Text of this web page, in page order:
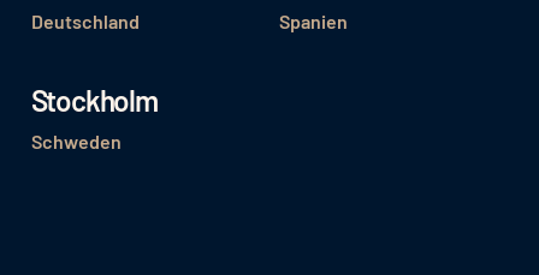
Deutschland Spanien
Stockholm
Schweden